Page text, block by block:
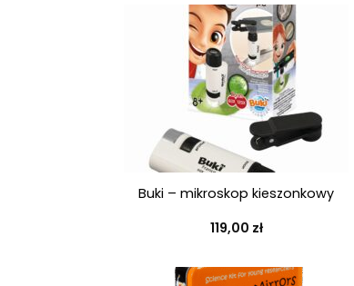
Buki – mikroskop kieszonkowy
119,00 zł